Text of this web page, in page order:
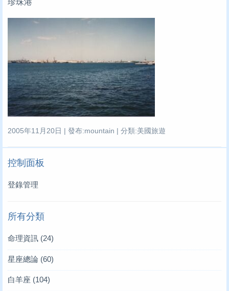
2005年11月20日 | 發布:mountain | 分類:美國旅遊
控制面板
登錄管理
所有分類
命理資訊 (24)
星座總論 (60)
白羊座 (104)